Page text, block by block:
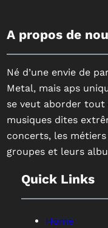
A propos de
Né d’une envie de
Metal, mais aps
se veut aborder tout
musiques dites
concerts, les
groupes et leurs
Quick Links
Home